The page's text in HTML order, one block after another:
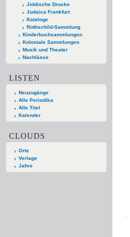
Jiddische Drucke
Judaica Frankfurt
Kataloge
Rothschild-Sammlung
Kinderbuchsammlungen
Koloniale Sammlungen
Musik und Theater
Nachlässe
LISTEN
Neuzugänge
Alle Periodika
Alle Titel
Kalender
CLOUDS
Orte
Verlage
Jahre